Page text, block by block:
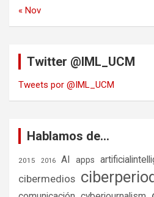
« Nov
Twitter @IML_UCM
Tweets por @IML_UCM
Hablamos de…
2015 2016 AI apps
cibermedios